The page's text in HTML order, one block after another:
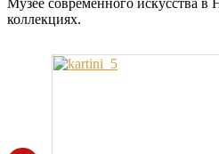
коллекциях.